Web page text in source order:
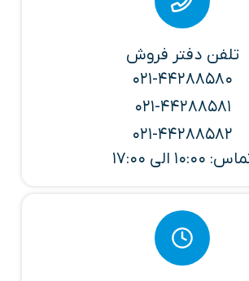
تلفن دفتر فروش
021-44288580
021-44288581
021-44288582
10:00 الی 17:00